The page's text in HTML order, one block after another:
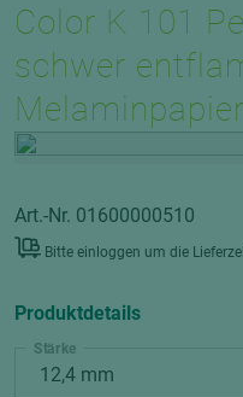
Color K 101
schwer
Melaminpapier
Art.-Nr. 01600000510
Bitte einloggen um die
Produktdetails
Stärke